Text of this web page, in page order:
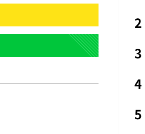
라', 일주일 써보니
[속보]뉴욕증시 상승 마감…S&P 0.6% 나스
닥 1.3%↑
2
3
4
5